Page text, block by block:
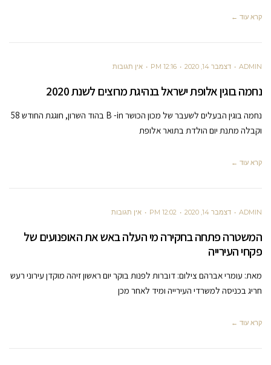
קרא עוד ←
ADMIN דצמבר 14, 2020 12:16 PM אין תגובות
נחמה בוגין אלופת ישראל בנהיגת מרוצים לשנת 2020
נחמה בוגין הבעלים לשעבר של מכון הכושר B -in בהוד השרון, חוגגת החודש 58
וקבלה מתנת יום הולדת בתואר אלופת
קרא עוד ←
ADMIN דצמבר 14, 2020 12:02 PM אין תגובות
המשטרה פתחה בחקירה מי העלה באש את האופנועים של
פקחי העירייה
מאת: עומרי אברהם צילום: דוברות לפנות בוקר יום ראשון זיהה מוקדן עירוני רעש
חריג בכניסה למשרדי העירייה ומיד לאחר מכן
קרא עוד ←